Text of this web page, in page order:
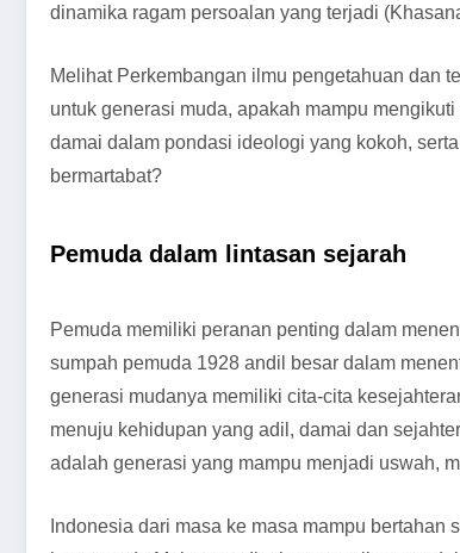
dinamika ragam persoalan yang terjadi
Melihat Perkembangan ilmu pengetahuan dan
untuk generasi muda, apakah mampu
damai dalam pondasi ideologi yang kokoh,
bermartabat?
Pemuda dalam lintasan sejarah
Pemuda memiliki peranan penting dalam
sumpah pemuda 1928 andil besar dalam
generasi mudanya memiliki cita-cita
menuju kehidupan yang adil, damai dan
adalah generasi yang mampu menjadi uswah,
Indonesia dari masa ke masa mampu